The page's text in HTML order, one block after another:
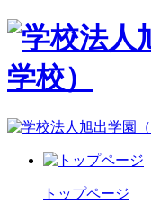
トップページ